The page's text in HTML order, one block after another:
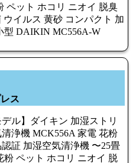
ペット ホコリ ニオイ 脱臭
ウイルス 黄砂 コンパクト 加
型 DAIKIN MC556A-W
ス
デル】ダイキン 加湿ストリ
浄機 MCK556A 家電 花粉
証 加湿空気清浄機 〜25畳
粉 ペット ホコリ ニオイ 脱